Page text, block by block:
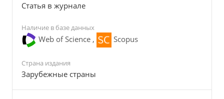
Cтатья в журнале
Наличие в базе данных
Web of Science , Scopus
Страна издания
Зарубежные страны